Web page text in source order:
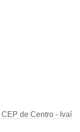
CEP de Centro - Ivaí